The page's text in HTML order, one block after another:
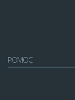
POMOC